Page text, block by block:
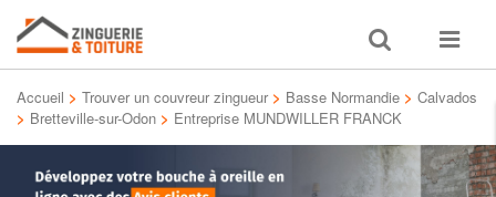
Toggle
search
Toggle
Accueil > Trouver un couvreur zingueur > Basse Normandie > Calvados
> Bretteville-sur-Odon > Entreprise MUNDWILLER FRANCK